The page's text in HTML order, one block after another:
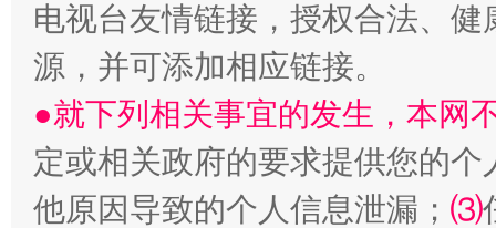
受贿1.44亿！段成刚被判无期 从幼
电视台友情链接，授权合法、
源，并可添加相应链接。
●就下列相关事宜的发生，本网
定或相关政府的要求提供您的个
他原因导致的个人信息泄漏； ⑶